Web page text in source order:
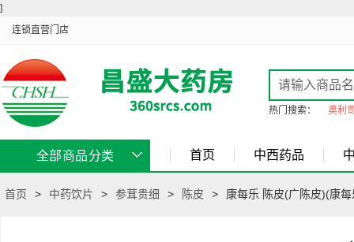
]
连锁直营门店
热门搜索： 奥利
全部商品分类 首页 中西药品
首页 > 中药饮片 > 参茸贵细 > 陈皮 > 康每乐 陈皮(广陈皮)(康每